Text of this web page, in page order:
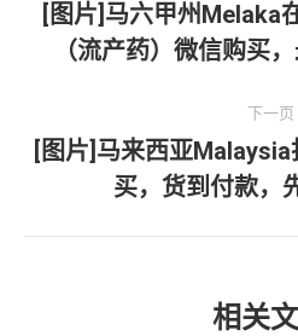
章
上
一
[图片]马六甲州Melaka
（流产药）微信购买
下一页
一
文
[图片]马来西亚
买，货到付款，
相关